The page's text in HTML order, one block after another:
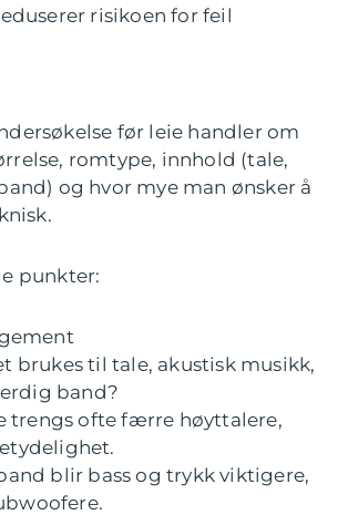
risikoen for feil
før leie handler om
romtype, innhold (tale,
og hvor mye man ønsker å
punkter:
brukes til tale, akustisk musikk,
band?
trengs ofte færre høyttalere,
blir bass og trykk viktigere,